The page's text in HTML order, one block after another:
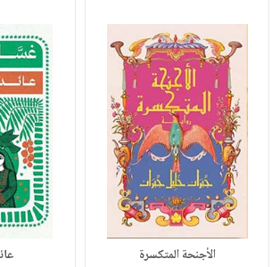
الأجنحة المتكسرة